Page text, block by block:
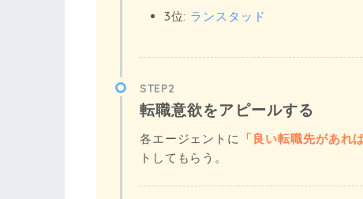
3位: ランスタッド
STEP2
転職意欲をアピールする
各エージェントに 「良い転職先があれ
トしてもらう。